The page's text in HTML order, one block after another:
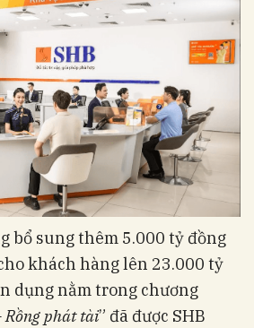
bổ sung thêm 5.000 tỷ đồng
khách hàng lên 23.000 tỷ
dụng nằm trong chương
Rồng phát tài” đã được SHB